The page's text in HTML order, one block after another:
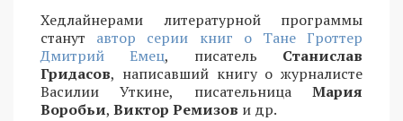
Хедлайнерами литературной программы
станут автор серии книг о Тане Гроттер
Дмитрий Емец, писатель Станислав
Гридасов, написавший книгу о журналисте
Василии Уткине, писательница Мария
Воробьи, Виктор Ремизов и др.